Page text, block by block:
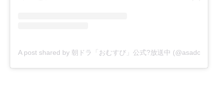
A post shared by 朝ドラ「おむすび」公式?放送中